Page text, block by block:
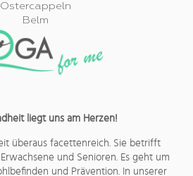
liegt uns am Herzen!
überaus facettenreich. Sie betrifft
und Senioren. Es geht um
und Prävention. In unserer
Ostercappeln
Belm